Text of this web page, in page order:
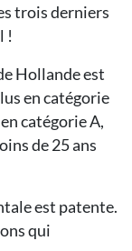
trois derniers
!
Hollande est
en catégorie
catégorie A,
de 25 ans
est patente.
qui